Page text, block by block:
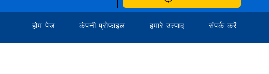
होम पेज कंपनी प्रोफाइल हमारे उत्पाद संपर्क करें